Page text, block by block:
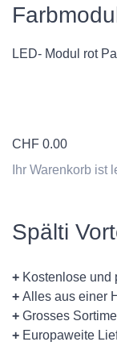
LED- Modul rot
CHF 0.00
Ihr Warenkorb ist
Spälti
+ Kostenlose und
+ Alles aus einer
+ Grosses
+ Europaweite